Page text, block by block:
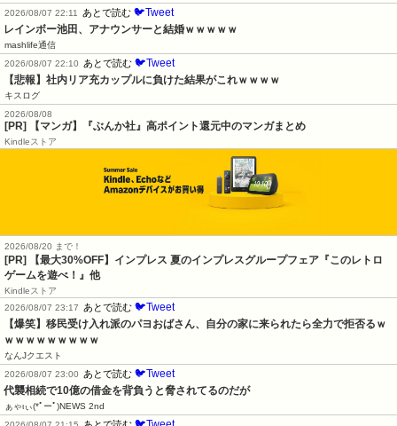
2026/08/07 22:11
あとで読む 🐦Tweet
レインボー池田、アナウンサーと結婚ｗｗｗｗｗ
mashlife通信
2026/08/07 22:10
あとで読む 🐦Tweet
【悲報】社内リア充カップルに負けた結果がこれｗｗｗｗ
キスログ
2026/08/08
[PR] 【マンガ】『ぶんか社』高ポイント還元中のマンガまとめ
Kindleストア
2026/08/20 まで！
[PR]
【最大30%OFF】インプレス 夏のインプレスグループフェア『このレトロ
ゲームを遊べ！』他
Kindleストア
2026/08/07 23:17
あとで読む 🐦Tweet
【爆笑】移民受け入れ派のパヨおばさん、自分の家に来られたら全力で拒否るｗ
ｗｗｗｗｗｗｗｗｗ
なんJクエスト
2026/08/07 23:00
あとで読む 🐦Tweet
代襲相続で10億の借金を背負うと脅されてるのだが
ぁゃιぃ(*ﾟーﾟ)NEWS 2nd